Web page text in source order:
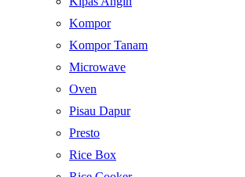
Kompor
Kompor Tanam
Microwave
Oven
Pisau Dapur
Presto
Rice Box